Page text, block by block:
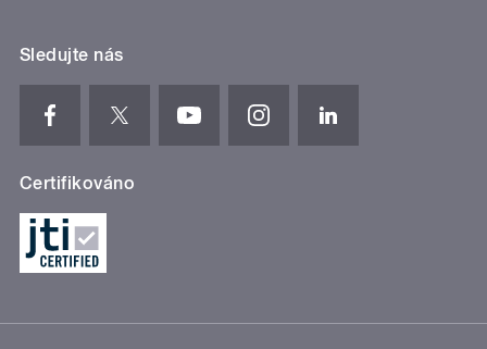
Sledujte nás
Certifikováno